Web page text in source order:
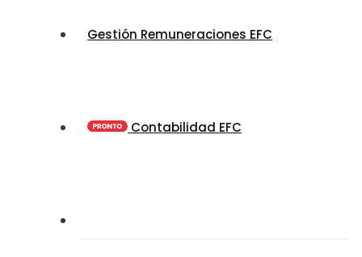
Gestión Remuneraciones EFC
Contabilidad EFC